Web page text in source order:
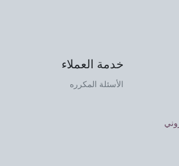
خدمة العملاء
الأسئلة المكرره